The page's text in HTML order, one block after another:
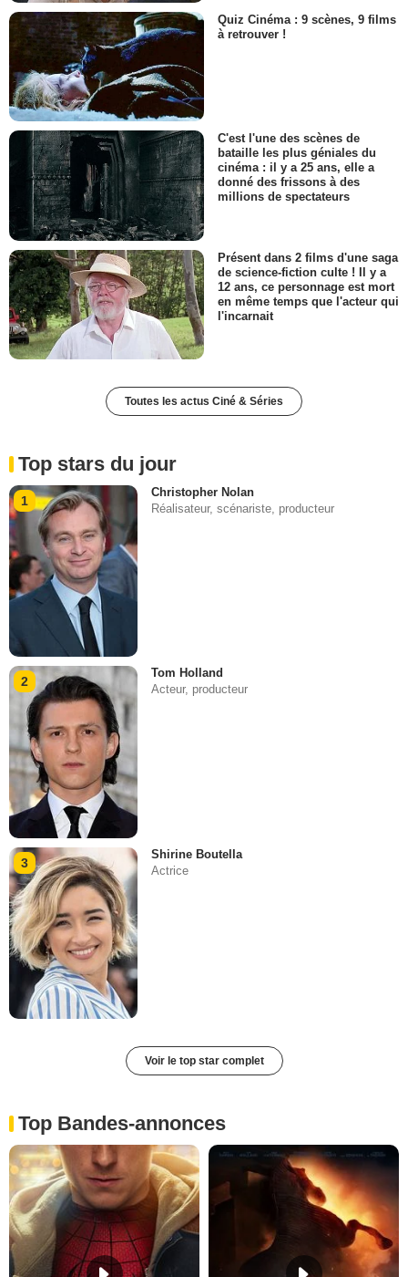
Quiz Cinéma : 9 scènes, 9 films
à retrouver !
C'est l'une des scènes de
bataille les plus géniales du
cinéma : il y a 25 ans, elle a
donné des frissons à des
millions de spectateurs
Présent dans 2 films d'une saga
de science-fiction culte ! Il y a
12 ans, ce personnage est mort
en même temps que l'acteur qui
l'incarnait
Toutes les actus Ciné & Séries
Top stars du jour
1
Christopher Nolan
Réalisateur, scénariste, producteur
2
Tom Holland
Acteur, producteur
3
Shirine Boutella
Actrice
Voir le top star complet
Top Bandes-annonces